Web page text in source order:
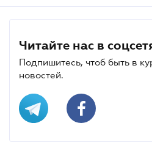
Читайте нас в
Подпишитесь, чтоб быть в
новостей.